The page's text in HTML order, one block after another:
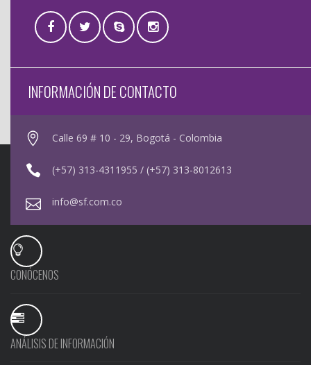
INFORMACIÓN DE CONTACTO
Calle 69 # 10 - 29, Bogotá - Colombia
(+57) 313-4311955 / (+57) 313-8012613
info@sf.com.co
CONÓCENOS
ANÁLISIS DE INFORMACIÓN